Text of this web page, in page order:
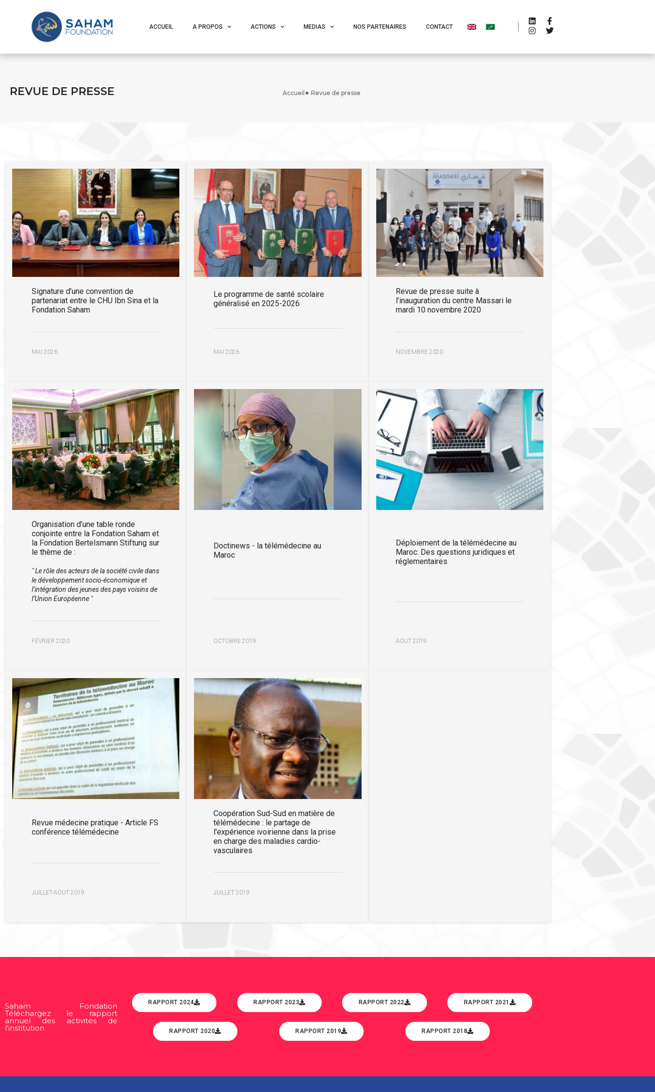
ACCUEIL A PROPOS ACTIONS MEDIAS NOS PARTENAIRES CONTACT
REVUE DE PRESSE Accueil Revue de presse
Signature d’une convention de
partenariat entre le CHU Ibn Sina et la
Fondation Saham
MAI 2026
Le programme de santé scolaire
généralisé en 2025-2026
MAI 2026
Revue de presse suite à
l’inauguration du centre Massari le
mardi 10 novembre 2020
NOVEMBRE 2020
Organisation d’une table ronde
conjointe entre la Fondation Saham et
la Fondation Bertelsmann Stiftung sur
le thème de :
" Le rôle des acteurs de la société civile dans
le développement socio-économique et
l’intégration des jeunes des pays voisins de
l’Union Européenne "
FÉVRIER 2020
Doctinews - la télémédecine au
Maroc
OCTOBRE 2019
Déploiement de la télémédecine au
Maroc: Des questions juridiques et
réglementaires
AOUT 2019
Revue médecine pratique - Article FS
conférence télémédecine
JUILLET-AOUT 2019
Coopération Sud-Sud en matière de
télémédecine : le partage de
l'expérience ivoirienne dans la prise
en charge des maladies cardio-
vasculaires
JUILLET 2019
Saham Fondation
Téléchargez le rapport
annuel des activités de
l'institution
RAPPORT 2024 RAPPORT 2023 RAPPORT 2022 RAPPORT 2021
RAPPORT 2020 RAPPORT 2019 RAPPORT 2018